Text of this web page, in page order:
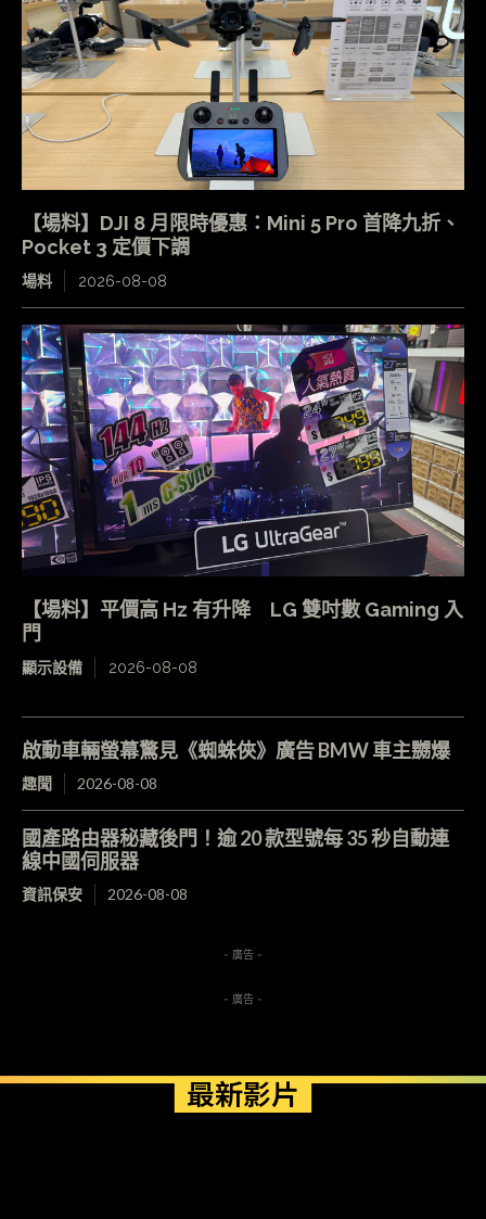
【場料】DJI 8 月限時優惠：Mini 5 Pro 首降九折、
Pocket 3 定價下調
場料 2026-08-08
【場料】平價高 Hz 有升降 LG 雙吋數 Gaming 入
門
顯示設備 2026-08-08
啟動車輛螢幕驚見《蜘蛛俠》廣告 BMW 車主嬲爆
趣聞 2026-08-08
國產路由器秘藏後門！逾 20 款型號每 35 秒自動連
線中國伺服器
資訊保安 2026-08-08
- 廣告 -
- 廣告 -
最新影片